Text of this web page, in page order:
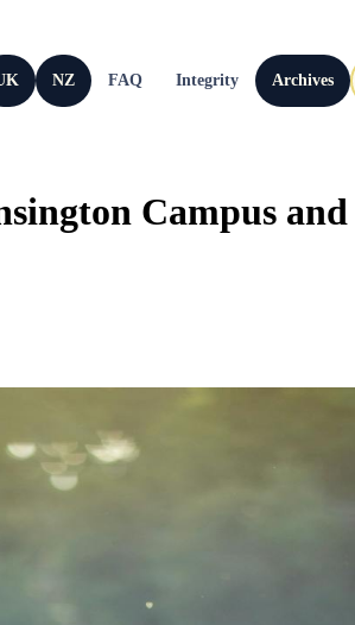
NZ FAQ Integrity Archives
Campus